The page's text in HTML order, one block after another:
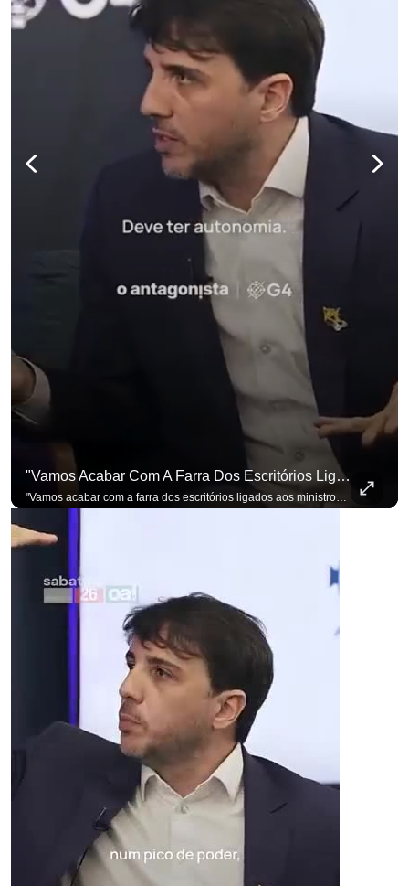
"Vamos Acabar Com A Farra Dos Escritórios Ligados Aos Ministros Do STF"
"Vamos acabar com a farra dos escritórios ligados aos ministros do STF". Essa foi a resposta de Renan Santos ao ser questionado sobre o Judiciário. Se você busca informação com credibilidade, inscreva-se agora e ative o